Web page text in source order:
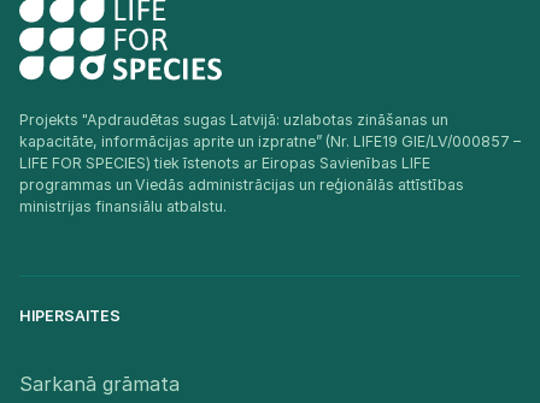
Projekts "Apdraudētas sugas Latvijā: uzlabotas zināšanas un
kapacitāte, informācijas aprite un izpratne” (Nr. LIFE19 GIE/LV/000857 –
LIFE FOR SPECIES) tiek īstenots ar Eiropas Savienības LIFE
programmas un Viedās administrācijas un reģionālās attīstības
ministrijas finansiālu atbalstu.​
HIPERSAITES
Sarkanā grāmata